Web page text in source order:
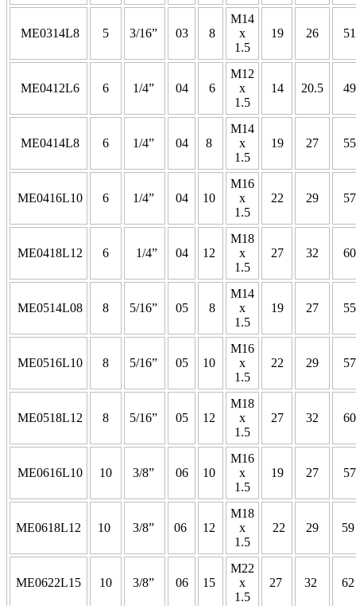
ME0314L8 5 3/16” 03 8
M14
x
1.5
19 26 51
ME0412L6 6 1/4” 04 6
M12
x
1.5
14 20.5 49
ME0414L8 6 1/4” 04 8
M14
x
1.5
19 27 55
ME0416L10 6 1/4” 04 10
M16
x
1.5
22 29 57
ME0418L12 6 1/4” 04 12
M18
x
1.5
27 32 60
ME0514L08 8 5/16” 05 8
M14
x
1.5
19 27 55
ME0516L10 8 5/16” 05 10
M16
x
1.5
22 29 57
ME0518L12 8 5/16” 05 12
M18
x
1.5
27 32 60
ME0616L10 10 3/8” 06 10
M16
x
1.5
19 27 57
ME0618L12 10 3/8” 06 12
M18
x
1.5
22 29
ME0622L15 10 3/8” 06 15
M22
x
1.5
27 32